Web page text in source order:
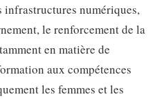
infrastructures numériques,
le renforcement de la
en matière de
aux compétences
les femmes et les